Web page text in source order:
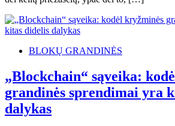
BLOKŲ GRANDINĖS
„Blockchain“ sąveika:
grandinės sprendimai yra
dalykas